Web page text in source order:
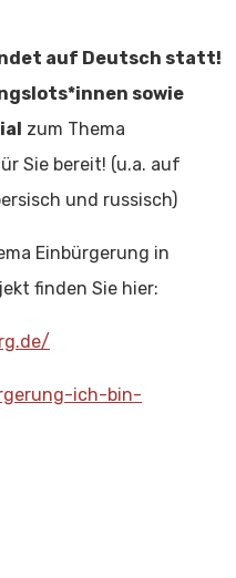
auf Deutsch statt!
sowie
zum Thema
Sie bereit! (u.a. auf
und russisch)
Einbürgerung in
finden Sie hier:
ich-bin-